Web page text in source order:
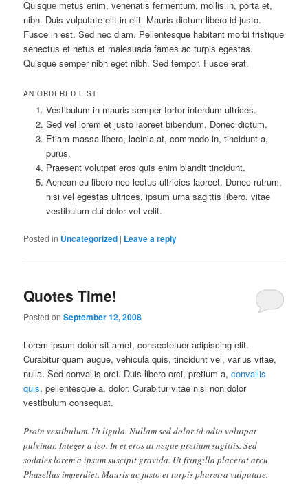
Quisque metus enim, venenatis fermentum, mollis in, porta et,
nibh. Duis vulputate elit in elit. Mauris dictum libero id justo.
Fusce in est. Sed nec diam. Pellentesque habitant morbi tristique
senectus et netus et malesuada fames ac turpis egestas.
Quisque semper nibh eget nibh. Sed tempor. Fusce erat.
AN ORDERED LIST
Vestibulum in mauris semper tortor interdum ultrices.
Sed vel lorem et justo laoreet bibendum. Donec dictum.
Etiam massa libero, lacinia at, commodo in, tincidunt a,
purus.
Praesent volutpat eros quis enim blandit tincidunt.
Aenean eu libero nec lectus ultricies laoreet. Donec rutrum,
nisi vel egestas ultrices, ipsum urna sagittis libero, vitae
vestibulum dui dolor vel velit.
Posted in Uncategorized | Leave a reply
Quotes Time!
Posted onSeptember 12, 2008
Lorem ipsum dolor sit amet, consectetuer adipiscing elit.
Curabitur quam augue, vehicula quis, tincidunt vel, varius vitae,
nulla. Sed convallis orci. Duis libero orci, pretium a,convallis
quis, pellentesque a, dolor. Curabitur vitae nisi non dolor
vestibulum consequat.
Proin vestibulum. Ut ligula. Nullam sed dolor id odio volutpat
pulvinar. Integer a leo. In et eros at neque pretium sagittis. Sed
sodales lorem a ipsum suscipit gravida. Ut fringilla placerat arcu.
Phasellus imperdiet. Mauris ac justo et turpis pharetra vulputate.